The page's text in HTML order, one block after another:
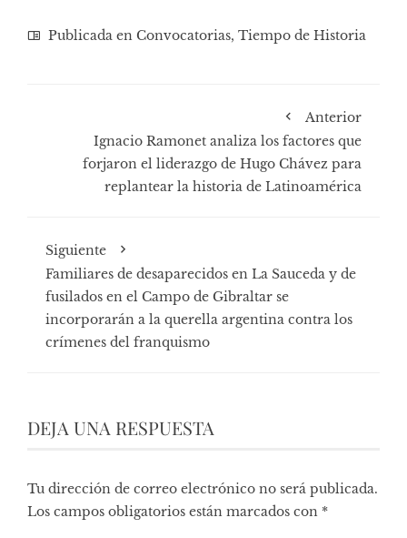
Publicada en Convocatorias, Tiempo de Historia
Anterior
Ignacio Ramonet analiza los factores que
forjaron el liderazgo de Hugo Chávez para
replantear la historia de Latinoamérica
Siguiente
Familiares de desaparecidos en La Sauceda y de
fusilados en el Campo de Gibraltar se
incorporarán a la querella argentina contra los
crímenes del franquismo
DEJA UNA RESPUESTA
Tu dirección de correo electrónico no será publicada.
Los campos obligatorios están marcados con *